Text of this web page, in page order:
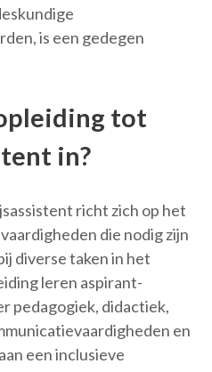
is een gedegen
tot
in?
richt zich op het
die nodig zijn
diverse taken in het
leren aspirant-
pedagogiek, didactiek,
en
een inclusieve